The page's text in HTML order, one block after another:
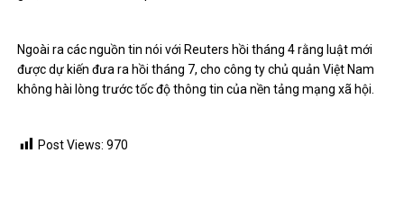
Ngoài ra các nguồn tin nói với Reuters hồi tháng 4 rằng luật mới
được dự kiến ​​đưa ra hồi tháng 7, cho công ty chủ quản Việt Nam
không hài lòng trước tốc độ thông tin của nền tảng mạng xã hội.
Post Views: 970